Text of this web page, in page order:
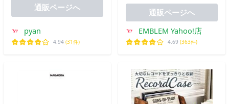
通販ページへ
pyan
4.94 (31件)
通販ページへ
EMBLEM Yahoo!店
4.69 (363件)